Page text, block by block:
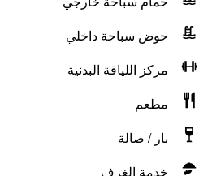
حوض سباحة داخلي
مركز اللياقة البدنية
مطعم
بار / صالة
خدمة الغرف